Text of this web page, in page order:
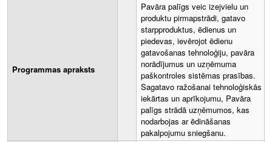
Programmas apraksts
Pavāra palīgs veic izejvielu un
produktu pirmapstrādi, gatavo
starpproduktus, ēdienus un
piedevas, ievērojot ēdienu
gatavošanas tehnoloģiju, pavāra
norādījumus un uzņēmuma
paškontroles sistēmas prasības.
Sagatavo ražošanai tehnoloģiskās
iekārtas un aprīkojumu, Pavāra
palīgs strādā uzņēmumos, kas
nodarbojas ar ēdināšanas
pakalpojumu sniegšanu.